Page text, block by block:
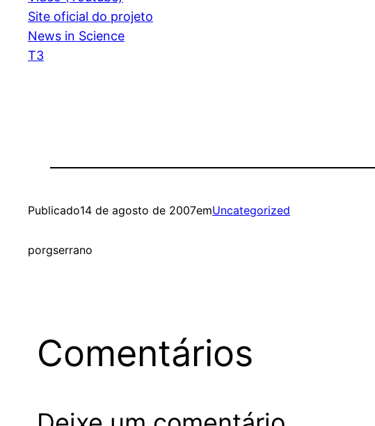
Site oficial do projeto
News in Science
T3
Publicado14 de agosto de 2007emUncategorized
porgserrano
Comentários